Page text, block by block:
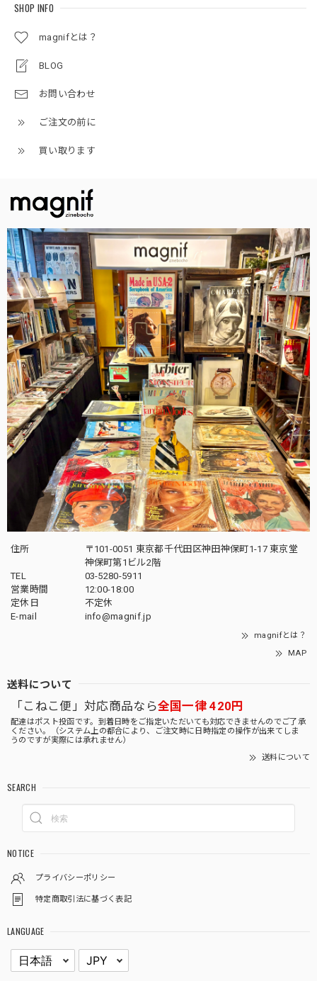
SHOP INFO
magnifとは？
BLOG
お問い合わせ
ご注文の前に
買い取ります
住所
〒101-0051 東京都千代田区神田神保町1-17 東京堂
神保町第1ビル2階
TEL
03-5280-5911
営業時間
12:00-18:00
定休日
不定休
E-mail
info@magnif.jp
magnifとは？
MAP
送料について
「こねこ便」対応商品なら全国一律 420円
配達はポスト投函です。到着日時をご指定いただいても対応できませんのでご了承
ください。（システム上の都合により、ご注文時に日時指定の操作が出来てしま
うのですが実際には承れません）
送料について
SEARCH
NOTICE
プライバシーポリシー
特定商取引法に基づく表記
LANGUAGE